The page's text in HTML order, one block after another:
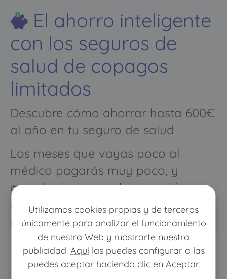
Utilizamos cookies propias y de terceros
únicamente para analizar el funcionamiento
de nuestra Web y mostrarte nuestra
publicidad. Aquílas puedes configurar o las
puedes aceptar haciendo clic en Aceptar.
El ahorro inteligente
con los seguros de
salud de copagos
limitados
Descubre cómo ahorrar hasta 600€
al año en tu seguro de salud
Los meses que vayas poco al
médico pagarás muy poco, y
cuando vayas mucho pagarás
como con un seguro médico
normal